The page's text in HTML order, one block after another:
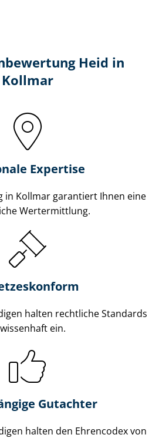
Heid in
Kollmar
Expertise
in Kollmar garantiert Ihnen eine
Wertermittlung.
halten rechtliche Standards
ein.
Gutachter
halten den Ehrencodex von